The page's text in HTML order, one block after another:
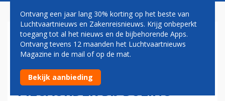
TURKISH AIRLINES ZET
GROTE STAP IN
VLOOTVERDUBBELING DOOR
MEGAORDER BIJ BOEING
Ontvang een jaar lang 30% korting op het beste van
Luchtvaartnieuws en Zakenreisnieuws. Krijg onbeperkt
toegang tot al het nieuws en de bijbehorende Apps.
Ontvang tevens 12 maanden het Luchtvaartnieuws
Magazine in de mail of op de mat.
Bekijk aanbieding